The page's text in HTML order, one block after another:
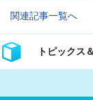
関連記事一覧へ
トピックス